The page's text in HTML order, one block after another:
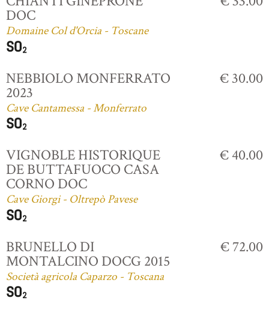
DOC
Domaine Col d'Orcia - Toscane
NEBBIOLO MONFERRATO
2023
Cave Cantamessa - Monferrato
€ 30.00
VIGNOBLE HISTORIQUE
DE BUTTAFUOCO CASA
CORNO DOC
Cave Giorgi - Oltrepò Pavese
€ 40.00
BRUNELLO DI
MONTALCINO DOCG 2015
Società agricola Caparzo - Toscana
€ 72.00